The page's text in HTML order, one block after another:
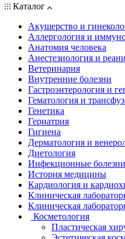
Каталог
Акушерство и
Аллергология и
Анатомия человека
Анестезиология и
Ветеринария
Внутренние болезни
Гастроэнтерология и
Гематология и
Генетика
Гериатрия
Гигиена
Дерматология и
Диетология
Инфекционные болезни
История медицины
Кардиология и
Клиническая
Клиническая
Косметология
Пластическая